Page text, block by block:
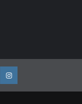
Instagram